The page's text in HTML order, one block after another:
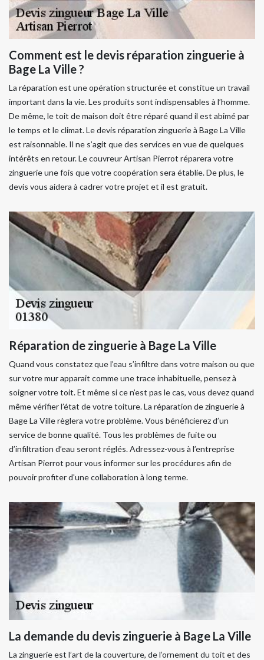
Comment est le devis réparation zinguerie à
Bage La Ville ?
La réparation est une opération structurée et constitue un travail
important dans la vie. Les produits sont indispensables à l’homme.
De même, le toit de maison doit être réparé quand il est abimé par
le temps et le climat. Le devis réparation zinguerie à Bage La Ville
est raisonnable. Il ne s’agit que des services en vue de quelques
intérêts en retour. Le couvreur Artisan Pierrot réparera votre
zinguerie une fois que votre coopération sera établie. De plus, le
devis vous aidera à cadrer votre projet et il est gratuit.
Réparation de zinguerie à Bage La Ville
Quand vous constatez que l’eau s’infiltre dans votre maison ou que
sur votre mur apparait comme une trace inhabituelle, pensez à
soigner votre toit. Et même si ce n’est pas le cas, vous devez quand
même vérifier l’état de votre toiture. La réparation de zinguerie à
Bage La Ville règlera votre problème. Vous bénéficierez d’un
service de bonne qualité. Tous les problèmes de fuite ou
d’infiltration d’eau seront réglés. Adressez-vous à l’entreprise
Artisan Pierrot pour vous informer sur les procédures afin de
pouvoir profiter d'une collaboration à long terme.
La demande du devis zinguerie à Bage La Ville
La zinguerie est l’art de la couverture, de l’ornement du toit et des